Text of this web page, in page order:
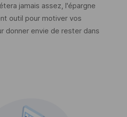
jamais assez, l'épargne
outil pour motiver vos
donner envie de rester dans